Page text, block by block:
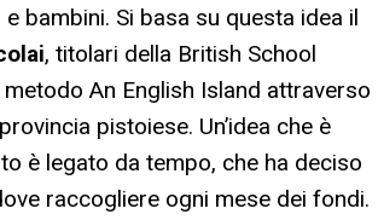
bambini. Si basa su questa idea il
, titolari della British School
An English Island attraverso
pistoiese. Un’idea che è
è legato da tempo, che ha deciso
raccogliere ogni mese dei fondi.